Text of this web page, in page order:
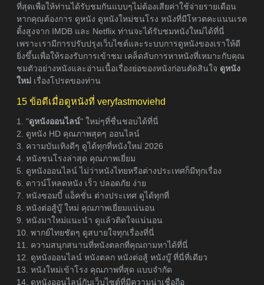
ที่สุดเพื่อให้ท่านได้รับชมกันแบบๆไม่ต้องเสียค่าใช้จ่ายรายเดือน
หากคุณต้องการ ดูหนัง ดูหนังใหม่ชนโรง หนังที่มีโหวตคะแนนเรต
ติ้งสูงจาก IMDB และ Netflix ท่านจะได้รับชมหนังใหม่ได้ที่นี่
เพราะเรามีการปรับปรุงเว็บไซต์และระบบการดูหนังของเราให้ดี
ยิ่งขึ้นเพื่อให้รองรับการเข้าชม เคล็ดลับการหาหนังที่เหมาะกับคุณ
ชมตัวอย่างหนังและอ่านเนื้อเรื่องย่อของหนังก่อนตัดสินใจ ดูหนัง
ใหม่ เรื่องโปรดของท่าน
15 ข้อดีเมื่อดูหนังที่ veryfastmoviehd
1. "ดูหนังออนไลน์" ใหม่ๆที่ชื่นชอบได้ที่นี่
2. ดูหนัง HD คุณภาพสุดๆ ออนไลน์
3. ความบันเทิงดีๆ ดูได้ทุกที่หนังใหม่ 2026
4. หนังชนโรงล่าสุด คุณภาพเยี่ยม
5. ดูหนังออนไลน์ ไม่ว่าหนังไทยหรือต่างประเทศก็มีทุกเรื่อง
6. ดาวน์โหลดหนัง เร็ว ปลอดภัย ง่าย
7. หนังซอมบี้ แอ็คชั่น ต่างประเทศ ดูได้ทุกที่
8. หนังต่อสู้บู๊ ใหม่ คุณภาพเยี่ยมแน่นอน
9. หนังมาใหม่แนะนำ ดูแล้วติดใจแน่นอน
10. พากย์ไทยชัดๆ ดูสบายใจทุกเรื่องที่นี่
11. ความสนุกสนานที่หนังตลกที่คุณถามหาได้ที่นี่
12. ดูหนังออนไลน์ หนังตลก หนังต่อสู้ หนังบู๊ ที่นี่ที่เดียว
13. หนังใหม่เข้าโรง คุณภาพที่สุด แบบจำกัด
14. ดูหนังออนไลน์กับเว็บไซต์ที่มีความน่าเชื่อถือ